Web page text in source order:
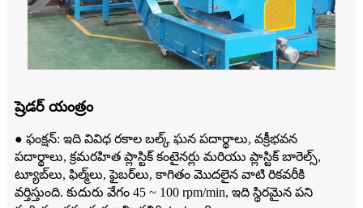
ష్రెడర్ యంత్రం
● ఫంక్షన్: ఇది వివిధ రకాల బల్క్ ఘన పదార్థాలు, వక్రీభవన
పదార్థాలు, క్రమరహిత ప్లాస్టిక్ కంటైనర్లు మరియు ప్లాస్టిక్ బారెల్స్,
ట్యూబ్‌లు, ఫిల్మ్‌లు, ఫైబర్‌లు, కాగితం మొదలైన వాటి రికవరీకి
వర్తిస్తుంది. కుదురు వేగం 45 ~ 100 rpm/min, ఇది స్థిరమైన పని